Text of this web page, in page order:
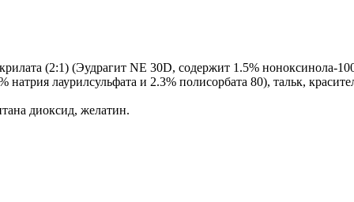
(2:1) (Эудрагит NE 30D, содержит 1.5% ноноксинола-
лаурилсульфата и 2.3% полисорбата 80), тальк,
диоксид, желатин.